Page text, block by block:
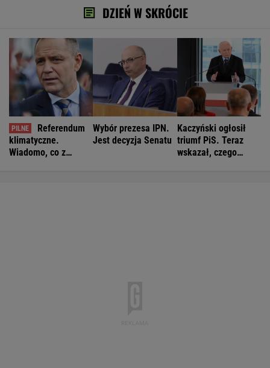
DZIEŃ W SKRÓCIE
Referendum
klimatyczne.
Wiadomo, co z
Wybór prezesa IPN.
Jest decyzja Senatu
Kaczyński ogłosił
triumf PiS. Teraz
wskazał, czego